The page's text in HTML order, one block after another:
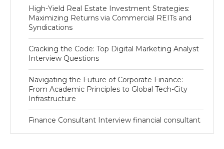
High-Yield Real Estate Investment Strategies:
Maximizing Returns via Commercial REITs and
Syndications
Cracking the Code: Top Digital Marketing Analyst
Interview Questions
Navigating the Future of Corporate Finance:
From Academic Principles to Global Tech-City
Infrastructure
Finance Consultant Interview financial consultant